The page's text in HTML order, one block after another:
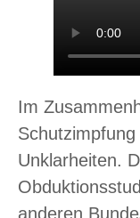
Im
Unklarheiten.
anderen